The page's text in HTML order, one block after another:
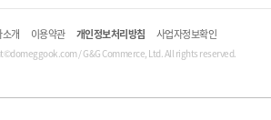
개 이용약관 개인정보처리방침 사업자정보확인
/ G&G Commerce, Ltd. All rights reserved.